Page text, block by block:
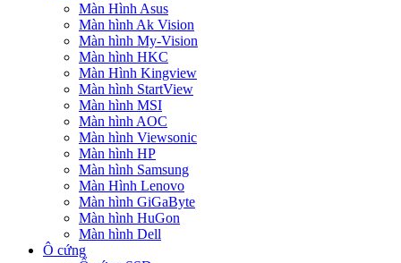
Màn Hình Asus
Màn hình Ak Vision
Màn hình My-Vision
Màn hình HKC
Màn Hình Kingview
Màn hình StartView
Màn hình MSI
Màn hình AOC
Màn hình Viewsonic
Màn hình HP
Màn hình Samsung
Màn Hình Lenovo
Màn hình GiGaByte
Màn hình HuGon
Màn hình Dell
Ô cứng